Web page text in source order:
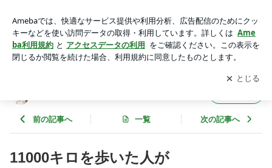
アプリをダウンロードして ブログの更新通知
を受け取りまし
ょう。
開く
前の記事へ 一覧 次の記事へ
11000キロを歩いた人が